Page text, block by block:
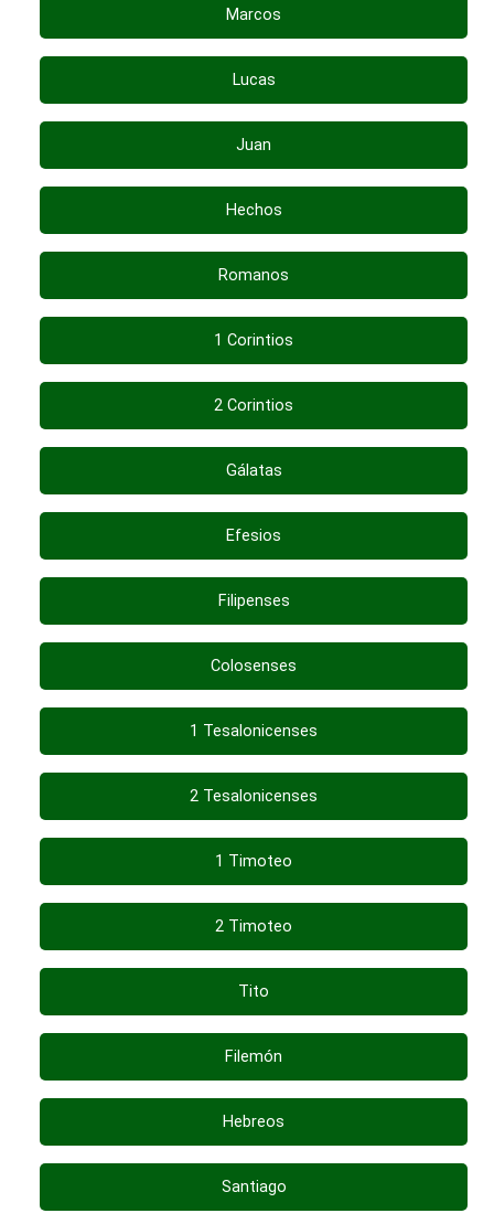
Marcos
Lucas
Juan
Hechos
Romanos
1 Corintios
2 Corintios
Gálatas
Efesios
Filipenses
Colosenses
1 Tesalonicenses
2 Tesalonicenses
1 Timoteo
2 Timoteo
Tito
Filemón
Hebreos
Santiago